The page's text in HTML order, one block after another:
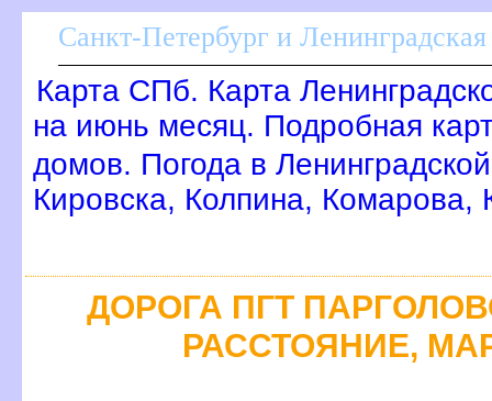
Санкт-Петербург и Ленинградская
Карта СПб. Карта
на июнь месяц. Подробная
домов. Погода в
Кировска, Колпина, Комарова,
ДОРОГА ПГТ
РАССТОЯНИЕ,